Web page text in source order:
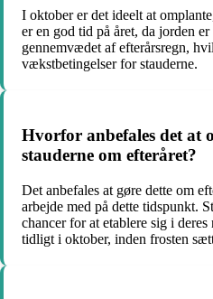
I oktober er det ideelt at
er en god tid på året, da jorden
gennemvædet af efterårsregn,
vækstbetingelser for stauderne.
Hvorfor anbefales det at
stauderne om efteråret?
Det anbefales at gøre dette om
arbejde med på dette tidspunkt.
chancer for at etablere sig i
tidligt i oktober, inden frosten